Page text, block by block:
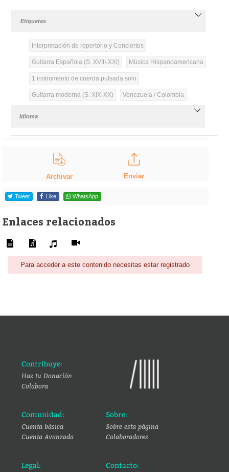
Etiquetas
Interpretación de repertorio y Conciertos
Guitarra Española (S. XVIII-XXI) Música Hispanoamericana
1 instrumento de cuerda pulsada solo
Guitarra moderna (S. XIX-XX) Venezuela / Colombia
Idioma
Archivar Enviar
Tweet Like WhatsApp
Enlaces relacionados
Para acceder a este contenido necesitas estar registrado
Contribuye:
Haz tu Donación
Colabora
Comunidad:
Cuenta básica
Cuenta Avanzada
Sobre:
Sobre esta página
Colaboradores
Legal: Contacto: